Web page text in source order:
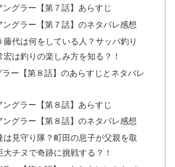
ングラー【第７話】あらすじ
ングラー【第７話】のネタバレ感想
藤代は何をしている人？サッパ釣り
宏は釣りの楽しみ方を知る？！
ー【第８話】のあらすじとネタバレ
ングラー【第８話】あらすじ
ングラー【第８話】のネタバレ感想
は見守り隊？町田の息子が父親を取
大チヌで奇跡に挑戦する？！